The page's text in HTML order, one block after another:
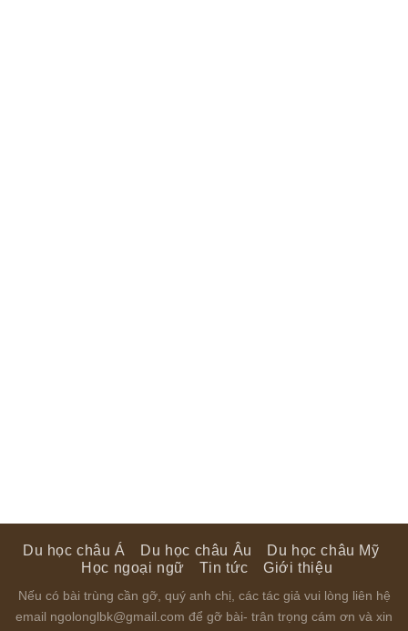
Du học châu Á Du học châu Âu
Du học châu Mỹ
Học ngoại ngữ
Tin tức Giới thiệu
Nếu có bài trùng cần gỡ, quý anh chị, các tác giả vui lòng liên hệ
email ngolonglbk@gmail.com để gỡ bài- trân trọng cám ơn và xin